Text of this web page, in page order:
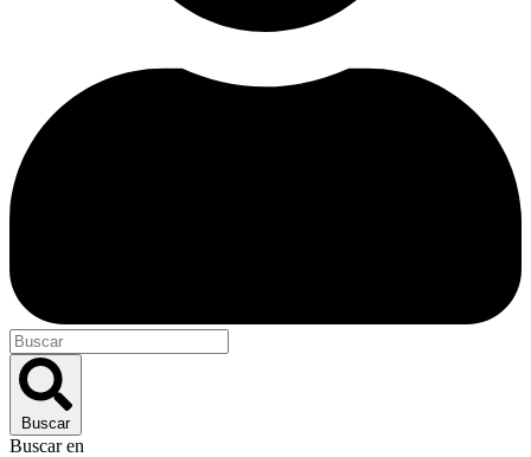
Buscar
Buscar en